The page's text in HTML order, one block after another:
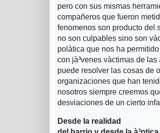
pero con sus mismas
compañeros que fueron
fenomenos son producto del
no son culpables sino son
polà­tica que nos ha
con jà³venes và­ctimas de
puede resolver las cosas de
organizaciones que han
nosotros siempre creemos
desviaciones de un cierto
Desde la realidad